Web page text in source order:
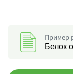
Пример
Белок